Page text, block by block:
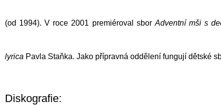
(od 1994). V roce 2001 premiéroval sbor Adventní mši s
lyrica Pavla Staňka. Jako přípravná oddělení fungují dětské
Diskografie: